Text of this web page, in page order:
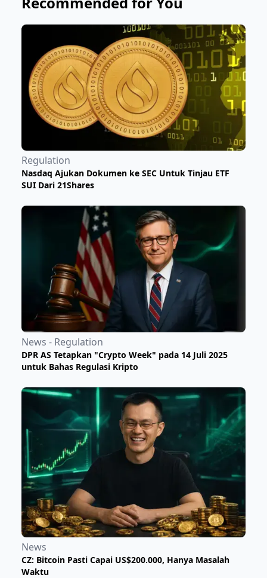
Regulation
Nasdaq Ajukan Dokumen ke SEC Untuk Tinjau ETF
SUI Dari 21Shares
News - Regulation
DPR AS Tetapkan "Crypto Week" pada 14 Juli 2025
untuk Bahas Regulasi Kripto
News
​CZ: Bitcoin Pasti Capai US$200.000, Hanya Masalah
Waktu